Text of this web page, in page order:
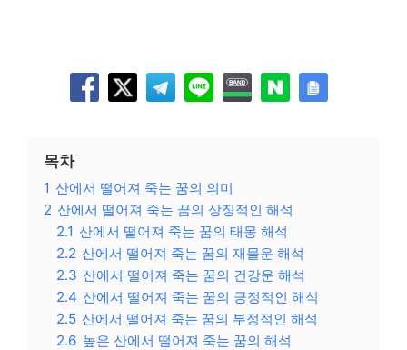
목차
1 산에서 떨어져 죽는 꿈의 의미
2 산에서 떨어져 죽는 꿈의 상징적인 해석
2.1 산에서 떨어져 죽는 꿈의 태몽 해석
2.2 산에서 떨어져 죽는 꿈의 재물운 해석
2.3 산에서 떨어져 죽는 꿈의 건강운 해석
2.4 산에서 떨어져 죽는 꿈의 긍정적인 해석
2.5 산에서 떨어져 죽는 꿈의 부정적인 해석
2.6 높은 산에서 떨어져 죽는 꿈의 해석